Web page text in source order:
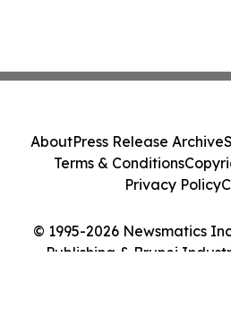
© 1995-2026 Newsmatics
Publishing & Brunei
AboutPress Release Archive
Terms & Conditions
Privacy Policy